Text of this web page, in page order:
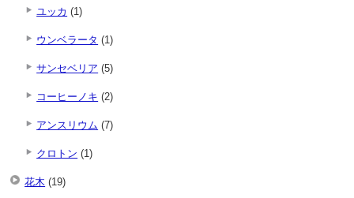
ユッカ (1)
ウンベラータ (1)
サンセベリア (5)
コーヒーノキ (2)
アンスリウム (7)
クロトン (1)
花木 (19)